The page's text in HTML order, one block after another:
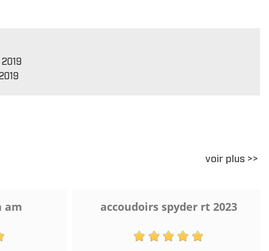
voir plus >>
accoudoirs spyder rt 2023